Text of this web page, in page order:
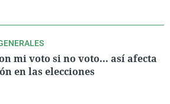
mi voto si no voto... así afecta
en las elecciones